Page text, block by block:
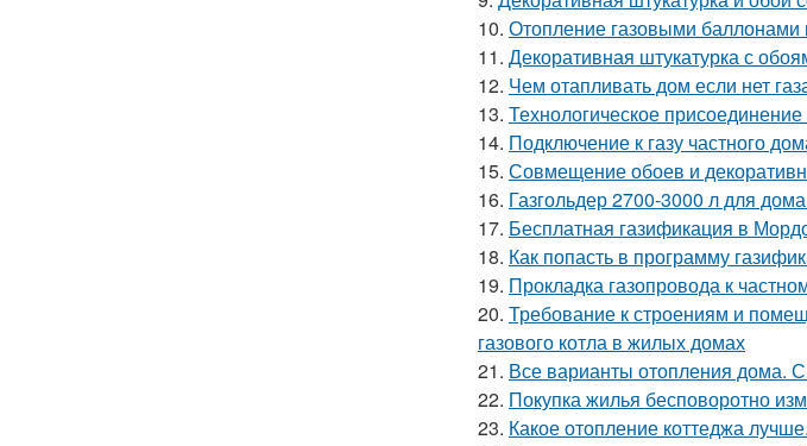
10. Отопление газовыми
11. Декоративная штукатурка с
12. Чем отапливать дом если нет
13. Технологическое
14. Подключение к газу частного
15. Совмещение обоев и
16. Газгольдер 2700-3000 л для
17. Бесплатная газификация в
18. Как попасть в программу
19. Прокладка газопровода к
20. Требование к строениям и
газового котла в жилых домах
21. Все варианты отопления дома.
22. Покупка жилья бесповоротно
23. Какое отопление коттеджа